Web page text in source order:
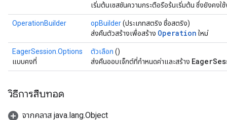
เริ่มต้นเซสชันความกระตือรือร้นเริ่มต้น ซึ่งยังคง
OperationBuilder opBuilder(ประเภทสตริง ชื่อสตริง)
ส่งคืนตัวสร้างเพื่อสร้าง Operation ใหม่
EagerSession.Options
แบบคงที่
ตัวเลือก ()
ส่งคืนออบเจ็กต์ที่กำหนดค่าและสร้าง
วิธีการสืบทอด
จากคลาส java.lang.Object